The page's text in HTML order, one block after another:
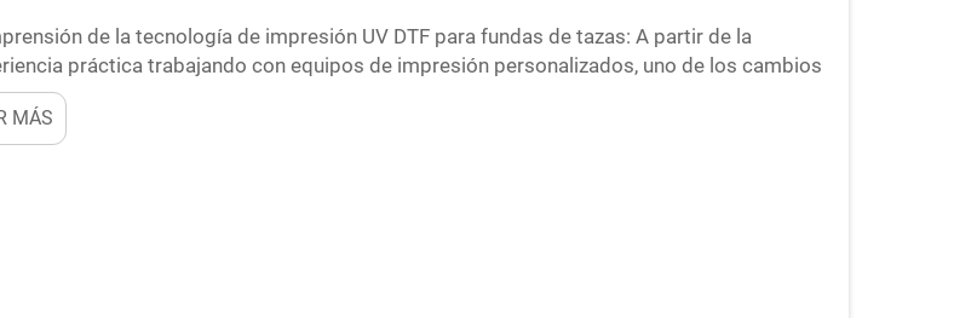
de la tecnología de impresión UV DTF para fundas de tazas: A partir de la
práctica trabajando con equipos de impresión personalizados, uno de los cambios
en los últimos años ha sido la adopción de la tecnología UV Direct-to-Film (DTF)
superficies curvas...
MÁS